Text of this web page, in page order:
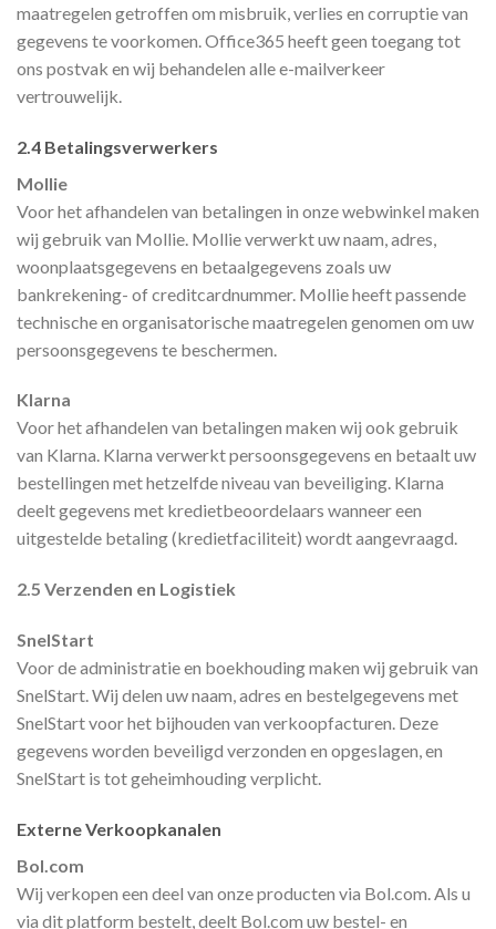
maatregelen getroffen om misbruik, verlies en corruptie van
gegevens te voorkomen. Office365 heeft geen toegang tot
ons postvak en wij behandelen alle e-mailverkeer
vertrouwelijk.
2.4 Betalingsverwerkers
Mollie
Voor het afhandelen van betalingen in onze webwinkel maken
wij gebruik van Mollie. Mollie verwerkt uw naam, adres,
woonplaatsgegevens en betaalgegevens zoals uw
bankrekening- of creditcardnummer. Mollie heeft passende
technische en organisatorische maatregelen genomen om uw
persoonsgegevens te beschermen.
Klarna
Voor het afhandelen van betalingen maken wij ook gebruik
van Klarna. Klarna verwerkt persoonsgegevens en betaalt uw
bestellingen met hetzelfde niveau van beveiliging. Klarna
deelt gegevens met kredietbeoordelaars wanneer een
uitgestelde betaling (kredietfaciliteit) wordt aangevraagd.
2.5 Verzenden en Logistiek
SnelStart
Voor de administratie en boekhouding maken wij gebruik van
SnelStart. Wij delen uw naam, adres en bestelgegevens met
SnelStart voor het bijhouden van verkoopfacturen. Deze
gegevens worden beveiligd verzonden en opgeslagen, en
SnelStart is tot geheimhouding verplicht.
Externe Verkoopkanalen
Bol.com
Wij verkopen een deel van onze producten via Bol.com. Als u
via dit platform bestelt, deelt Bol.com uw bestel- en